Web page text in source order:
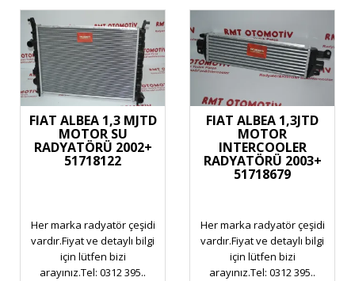
FIAT ALBEA 1,3 MJTD
MOTOR SU
RADYATÖRÜ 2002+
51718122
Her marka radyatör çeşidi
vardır.Fiyat ve detaylı bilgi
için lütfen bizi
arayınız.Tel: 0312 395..
FIAT ALBEA 1,3JTD
MOTOR
INTERCOOLER
RADYATÖRÜ 2003+
51718679
Her marka radyatör çeşidi
vardır.Fiyat ve detaylı bilgi
için lütfen bizi
arayınız.Tel: 0312 395..